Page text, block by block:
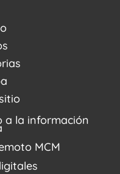
/ MEMORIA)
conflicto
a la información
MCM